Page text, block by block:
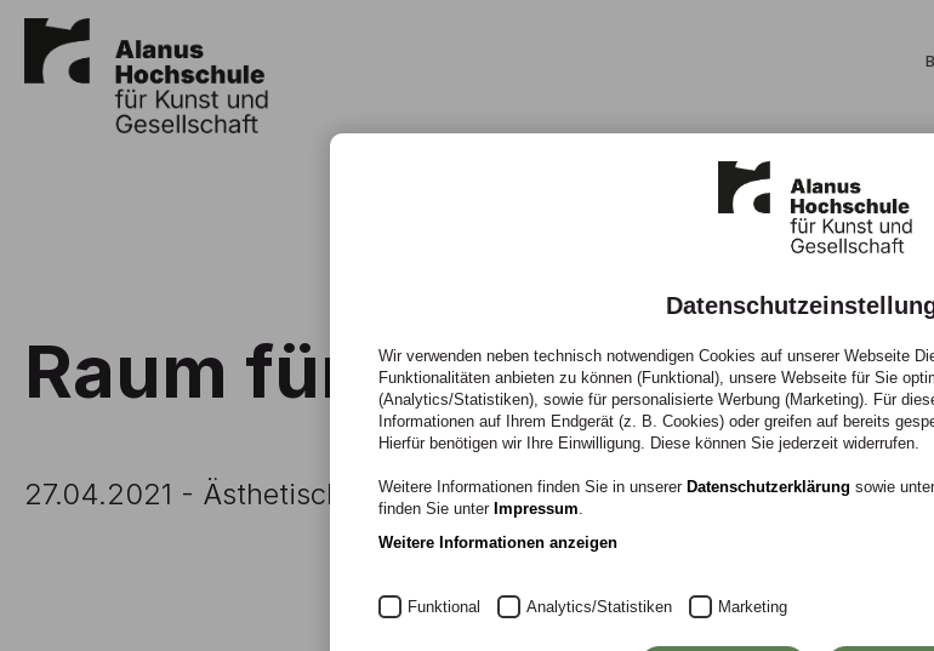
Raum für neue Ideen
27.04.2021 - Ästhetische Bildung im Architektur-Studium
Wir verwenden neben technisch notwendigen Cookies auf unserer Webseite
Funktionalitäten anbieten zu können (Funktional), unsere Webseite für Sie
(Analytics/Statistiken), sowie für personalisierte Werbung (Marketing). Für
Informationen auf Ihrem Endgerät (z. B. Cookies) oder greifen auf bereits
Hierfür benötigen wir Ihre Einwilligung. Diese können Sie jederzeit widerrufen.
Weitere Informationen finden Sie in unserer Datenschutzerklärung sowie
finden Sie unter Impressum.
Weitere Informationen anzeigen
Funktional Analytics/Statistiken Marketing